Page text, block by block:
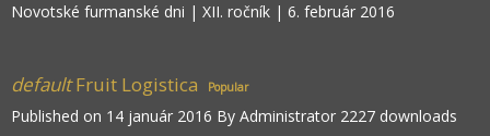
Novotské furmanské dni | XII. ročník | 6. február 2016
default Fruit Logistica Popular
Published on 14 január 2016 By Administrator 2227 downloads